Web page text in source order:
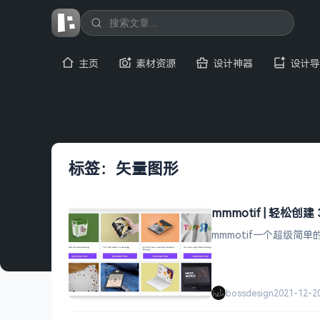
主页 素材资源 设计神器 设计
标签：矢量图形
mmmotif | 轻松创建
mmmotif一个超级简单
bossdesign2021-12-